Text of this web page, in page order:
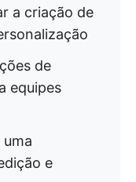
a criação de
de
equipes
uma
e